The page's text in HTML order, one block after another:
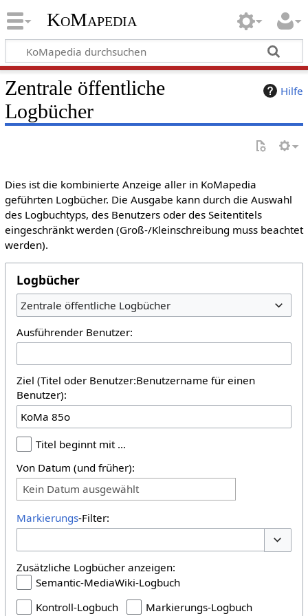
KoMapedia
Hilfe
Zentrale öffentliche
Logbücher
Dies ist die kombinierte Anzeige aller in KoMapedia
geführten Logbücher. Die Ausgabe kann durch die Auswahl
des Logbuchtyps, des Benutzers oder des Seitentitels
eingeschränkt werden (Groß-/Kleinschreibung muss beachtet
werden).
Logbücher
Zentrale öffentliche Logbücher
Ausführender Benutzer:
Ziel (Titel oder Benutzer:Benutzername für einen
Benutzer):
Titel beginnt mit …
Von Datum (und früher):
Kein Datum ausgewählt
Markierungs-Filter:
Zusätzliche Logbücher anzeigen:
Semantic-MediaWiki-Logbuch
Kontroll-Logbuch
Markierungs-Logbuch